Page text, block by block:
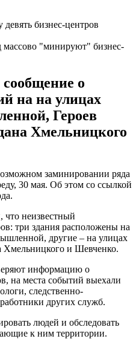
массово "минируют" бизнес-
о
на на улицах
Героев
Хмельницкого
заминировании ряда
30 мая. Об этом со ссылкой
неизвестный
три здания расположены на
другие – на улицах
Хмельницкого и Шевченко.
информацию о
на места событий выехали
следственно-
других служб.
людей и обследовать
к ним территории.